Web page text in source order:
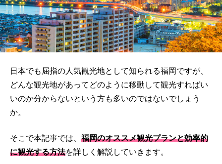
日本でも屈指の人気観光地として知られる福岡ですが、
どんな観光地があってどのように移動して観光すればい
いのか分からないという方も多いのではないでしょう
か。
そこで本記事では、福岡のオススメ観光プランと効率的
に観光する方法を詳しく解説していきます。